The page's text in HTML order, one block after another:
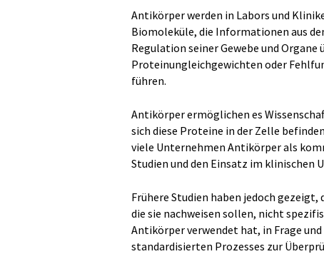
Antikörper werden in Labors und
Biomoleküle, die Informationen aus
Regulation seiner Gewebe und
Proteinungleichgewichten oder
führen.
Antikörper ermöglichen es
sich diese Proteine in der Zelle
viele Unternehmen Antikörper als
Studien und den Einsatz im klinischen
Frühere Studien haben jedoch
die sie nachweisen sollen, nicht
Antikörper verwendet hat, in Frage
standardisierten Prozesses zur